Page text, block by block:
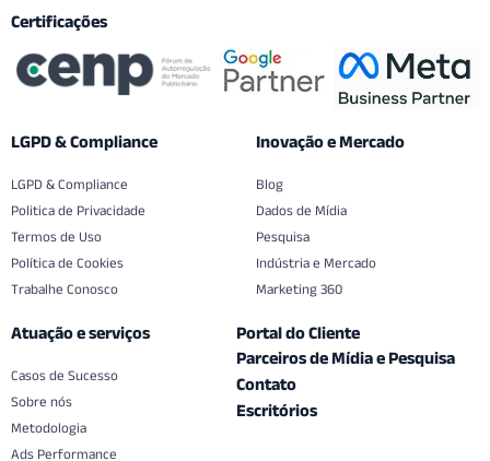
Certificações
LGPD & Compliance
LGPD & Compliance
Politica de Privacidade
Termos de Uso
Política de Cookies
Trabalhe Conosco
Inovação e Mercado
Blog
Dados de Mídia
Pesquisa
Indústria e Mercado
Marketing 360
Atuação e serviços
Casos de Sucesso
Sobre nós
Metodologia
Ads Performance
Portal do Cliente
Parceiros de Mídia e Pesquisa
Contato
Escritórios